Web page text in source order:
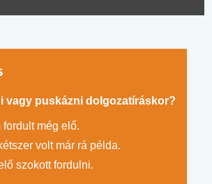
vagy puskázni dolgozatíráskor?
fordult még elő.
volt már rá példa.
szokott fordulni.